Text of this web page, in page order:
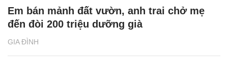
GIA ĐÌNH
Em bán mảnh đất vườn, anh trai chở mẹ
đến đòi 200 triệu dưỡng già